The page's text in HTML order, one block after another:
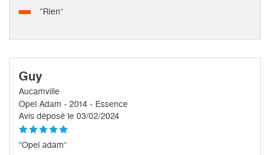
“Rien”
Guy
Aucamville
Opel Adam - 2014 - Essence
Avis déposé le 03/02/2024
“Opel adam”